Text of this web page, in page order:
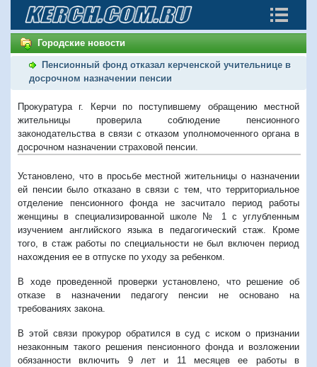
Городские новости
Пенсионный фонд отказал керченской учительнице в
досрочном назначении пенсии
Прокуратура г. Керчи по поступившему обращению местной
жительницы проверила соблюдение пенсионного
законодательства в связи с отказом уполномоченного органа в
досрочном назначении страховой пенсии.
Установлено, что в просьбе местной жительницы о назначении
ей пенсии было отказано в связи с тем, что территориальное
отделение пенсионного фонда не засчитало период работы
женщины в специализированной школе № 1 с углубленным
изучением английского языка в педагогический стаж. Кроме
того, в стаж работы по специальности не был включен период
нахождения ее в отпуске по уходу за ребенком.
В ходе проведенной проверки установлено, что решение об
отказе в назначении педагогу пенсии не основано на
требованиях закона.
В этой связи прокурор обратился в суд с иском о признании
незаконным такого решения пенсионного фонда и возложении
обязанности включить 9 лет и 11 месяцев ее работы в